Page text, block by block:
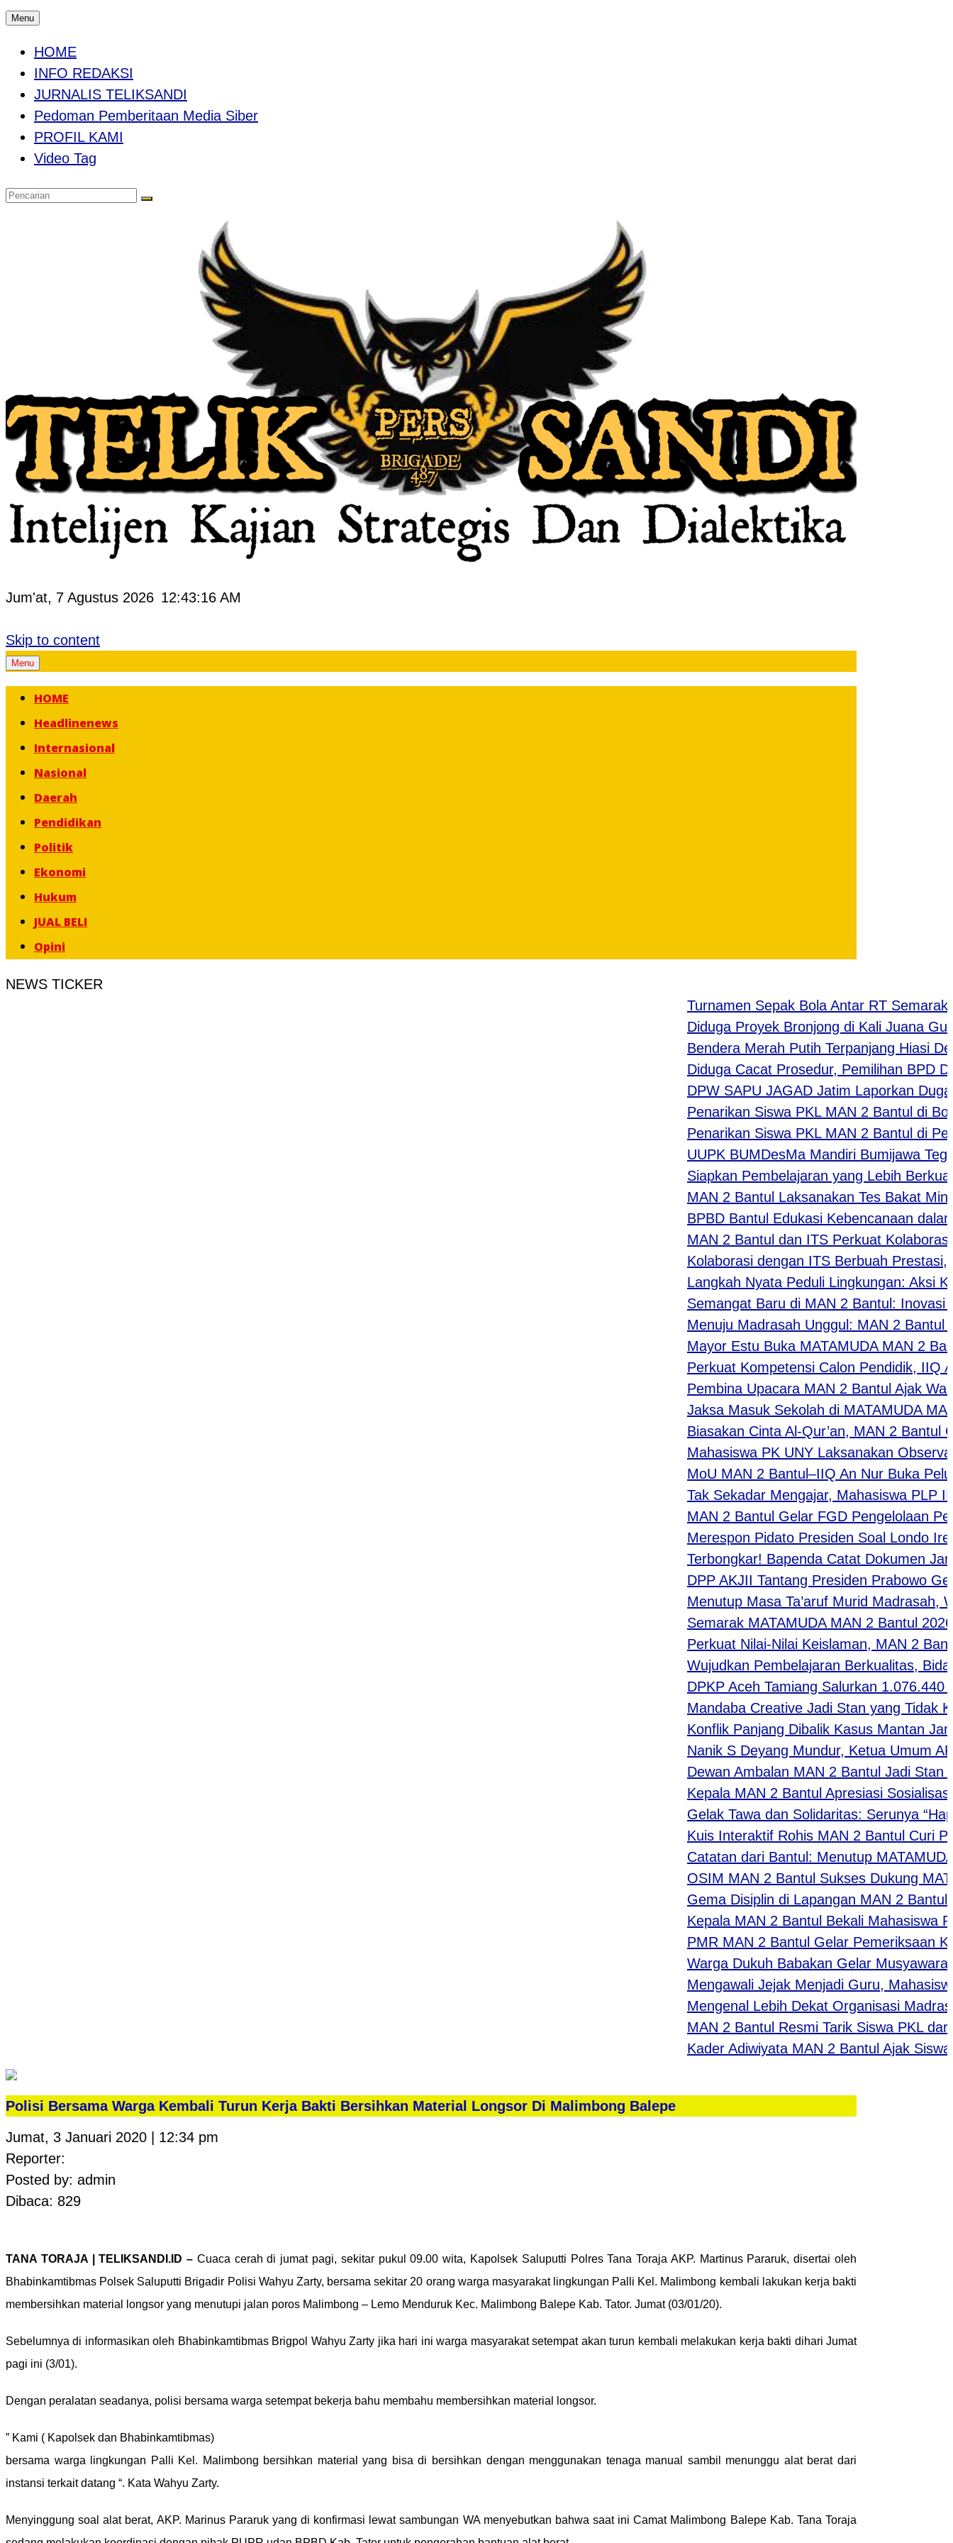
Menu
HOME
INFO REDAKSI
JURNALIS TELIKSANDI
Pedoman Pemberitaan Media Siber
PROFIL KAMI
Video Tag
Jum'at, 7 Agustus 2026 12:43:18 AM
Skip to content
Menu
HOME
Headlinenews
Internasional
Nasional
Daerah
Pendidikan
Politik
Ekonomi
Hukum
JUAL BELI
Opini
NEWS TICKER
Turnamen Sepak Bola Antar RT
Diduga Proyek Bronjong di Kali Juana
Bendera Merah Putih Terpanjang Hiasi Desa
Diduga Cacat Prosedur, Pemilihan BPD
DPW SAPU JAGAD Jatim Laporkan Dugaan
Penarikan Siswa PKL MAN 2 Bantul di
Penarikan Siswa PKL MAN 2 Bantul di
UUPK BUMDesMa Mandiri Bumijawa Tegal
Siapkan Pembelajaran yang Lebih
MAN 2 Bantul Laksanakan Tes Bakat Minat
BPBD Bantul Edukasi Kebencanaan dalam
MAN 2 Bantul dan ITS Perkuat Kolaborasi
Kolaborasi dengan ITS Berbuah Prestasi,
Langkah Nyata Peduli Lingkungan: Aksi
Semangat Baru di MAN 2 Bantul: Inovasi
Menuju Madrasah Unggul: MAN 2 Bantul
Mayor Estu Buka MATAMUDA MAN 2 Bantul
Perkuat Kompetensi Calon Pendidik, IIQ An
Pembina Upacara MAN 2 Bantul Ajak Warga
Jaksa Masuk Sekolah di MATAMUDA MAN
Biasakan Cinta Al-Qur’an, MAN 2 Bantul
Mahasiswa PK UNY Laksanakan Observasi
MoU MAN 2 Bantul–IIQ An Nur Buka
Tak Sekadar Mengajar, Mahasiswa PLP IIQ
MAN 2 Bantul Gelar FGD Pengelolaan
Merespon Pidato Presiden Soal Londo Ireng:
​Terbongkar! Bapenda Catat Dokumen
DPP AKJII Tantang Presiden Prabowo Gelar
Menutup Masa Ta’aruf Murid Madrasah,
Semarak MATAMUDA MAN 2 Bantul 2026:
Perkuat Nilai-Nilai Keislaman, MAN 2 Bantul
Wujudkan Pembelajaran Berkualitas, Bidang
DPKP Aceh Tamiang Salurkan 1.076.440
Mandaba Creative Jadi Stan yang Tidak
Konflik Panjang Dibalik Kasus Mantan
Nanik S Deyang Mundur, Ketua Umum
Dewan Ambalan MAN 2 Bantul Jadi Stan
Kepala MAN 2 Bantul Apresiasi Sosialisasi
Gelak Tawa dan Solidaritas: Serunya “Happy
Kuis Interaktif Rohis MAN 2 Bantul Curi
Catatan dari Bantul: Menutup MATAMUDA
OSIM MAN 2 Bantul Sukses Dukung
Gema Disiplin di Lapangan MAN 2 Bantul:
Kepala MAN 2 Bantul Bekali Mahasiswa PK
PMR MAN 2 Bantul Gelar Pemeriksaan
Warga Dukuh Babakan Gelar Musyawarah
Mengawali Jejak Menjadi Guru, Mahasiswa
Mengenal Lebih Dekat Organisasi Madrasah
MAN 2 Bantul Resmi Tarik Siswa PKL dari
Kader Adiwiyata MAN 2 Bantul Ajak Siswa
Polisi Bersama Warga Kembali Turun Kerja Bakti Bersihkan Material Longsor Di Malimbong Balepe
Jumat, 3 Januari 2020 | 12:34 pm
Reporter:
Posted by: admin
Dibaca: 829
TANA TORAJA | TELIKSANDI.ID – Cuaca cerah di jumat pagi, sekitar pukul 09.00 wita, Kapolsek Saluputti Polres Tana Toraja AKP. Martinus Pararuk, disertai oleh
Bhabinkamtibmas Polsek Saluputti Brigadir Polisi Wahyu Zarty, bersama sekitar 20 orang warga masyarakat lingkungan Palli Kel. Malimbong kembali lakukan kerja bakti
membersihkan material longsor yang menutupi jalan poros Malimbong – Lemo Menduruk Kec. Malimbong Balepe Kab. Tator. Jumat (03/01/20).
Sebelumnya di informasikan oleh Bhabinkamtibmas Brigpol Wahyu Zarty jika hari ini warga masyarakat setempat akan turun kembali melakukan kerja bakti dihari Jumat
pagi ini (3/01).
Dengan peralatan seadanya, polisi bersama warga setempat bekerja bahu membahu membersihkan material longsor.
” Kami ( Kapolsek dan Bhabinkamtibmas)
bersama warga lingkungan Palli Kel. Malimbong bersihkan material yang bisa di bersihkan dengan menggunakan tenaga manual sambil menunggu alat berat dari
instansi terkait datang “. Kata Wahyu Zarty.
Menyinggung soal alat berat, AKP. Marinus Pararuk yang di konfirmasi lewat sambungan WA menyebutkan bahwa saat ini Camat Malimbong Balepe Kab. Tana Toraja